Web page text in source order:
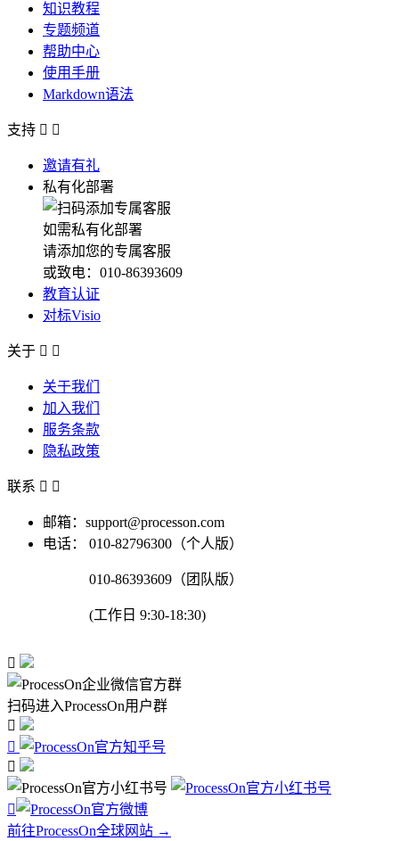
知识教程
专题频道
帮助中心
使用手册
Markdown语法
支持  
邀请有礼
私有化部署
如需私有化部署
请添加您的专属客服
或致电：010-86393609
教育认证
对标Visio
关于  
关于我们
加入我们
服务条款
隐私政策
联系  
邮箱：support@processon.com
电话：
010-82796300（个人版）
010-86393609（团队版）
(工作日 9:30-18:30)

扫码进入ProcessOn用户群




前往ProcessOn全球网站 →